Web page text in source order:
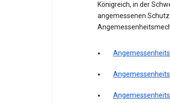
Königreich, in der
angemessenen